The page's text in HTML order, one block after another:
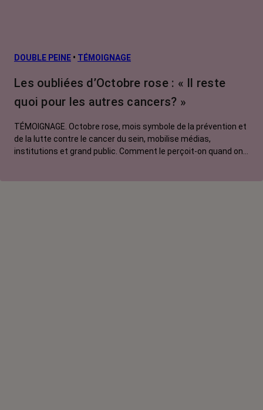
DOUBLE PEINE • TÉMOIGNAGE
Les oubliées d’Octobre rose : « Il reste
quoi pour les autres cancers? »
TÉMOIGNAGE. Octobre rose, mois symbole de la prévention et
de la lutte contre le cancer du sein, mobilise médias,
institutions et grand public. Comment le perçoit-on quand on